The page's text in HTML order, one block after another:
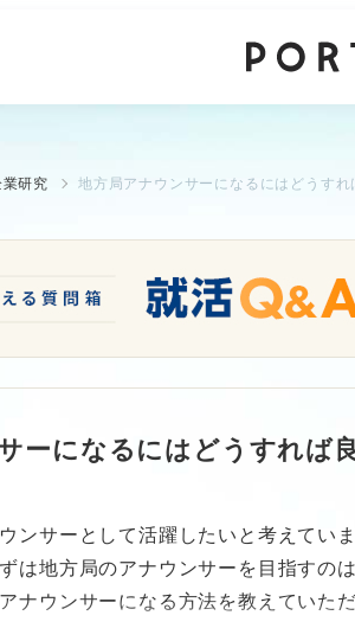
研究 地方局アナウンサーになるにはどうすれ
ーになるにはどうすれば
ンサーとして活躍したいと考えてい
は地方局のアナウンサーを目指すの
ナウンサーになる方法を教えていただ